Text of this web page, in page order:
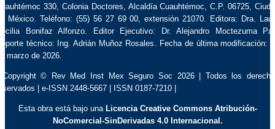
330, Colonia Doctores, Alcaldía Cuauhtémoc, C.P. 06725,
México. Teléfono: (55) 56 27 69 00, extensión 21070. Editora: Dra.
Bonifaz Alfonzo. Editor Ejecutivo: Dr. Alejandro Moctezuma
técnico: Ing. Adrián Muñoz Rosales. Fecha de última modificación:
marzo de 2026.
© Rev Med Inst Mex Seguro Soc 2026 | Todos los
| e-ISSN 2448-5667 | ISSN 0187-7210 |
Esta obra está bajo una Licencia Creative Commons Atribución-
NoComercial-SinDerivadas 4.0 Internacional.